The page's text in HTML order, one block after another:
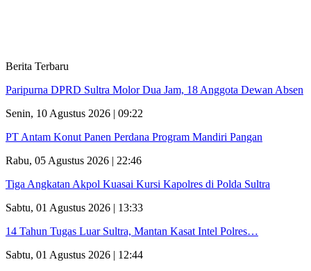
Berita Terbaru
Paripurna DPRD Sultra Molor Dua Jam, 18 Anggota Dewan Absen
Senin, 10 Agustus 2026 | 09:22
PT Antam Konut Panen Perdana Program Mandiri Pangan
Rabu, 05 Agustus 2026 | 22:46
Tiga Angkatan Akpol Kuasai Kursi Kapolres di Polda Sultra
Sabtu, 01 Agustus 2026 | 13:33
14 Tahun Tugas Luar Sultra, Mantan Kasat Intel Polres…
Sabtu, 01 Agustus 2026 | 12:44